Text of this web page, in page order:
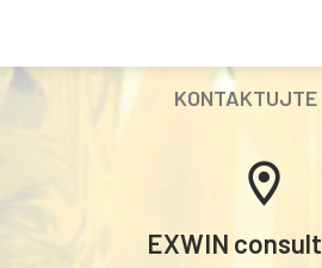
KONTAKTUJTE
EXWIN